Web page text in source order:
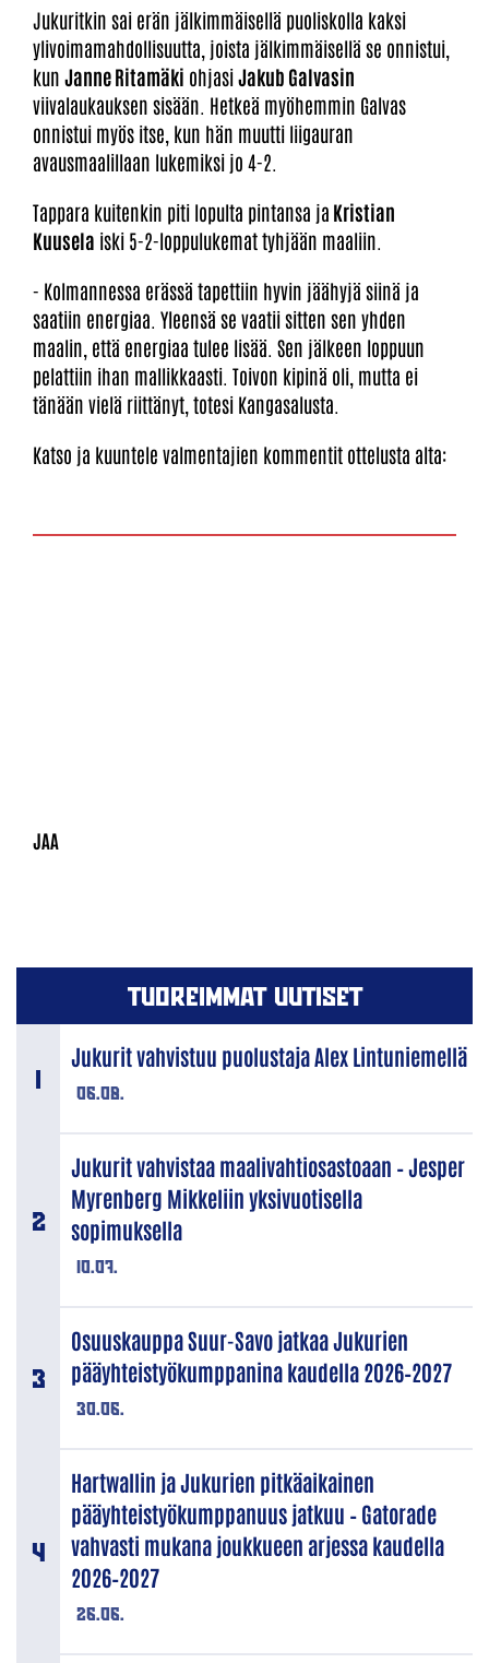
Jukuritkin sai erän jälkimmäisellä puoliskolla kaksi
ylivoimamahdollisuutta, joista jälkimmäisellä se onnistui,
kun Janne Ritamäki ohjasiJakub Galvasin
viivalaukauksen sisään. Hetkeä myöhemmin Galvas
onnistui myös itse, kun hän muutti liigauran
avausmaalillaan lukemiksi jo 4-2.
Tappara kuitenkin piti lopulta pintansa ja Kristian
Kuusela iski 5-2-loppulukemat tyhjään maaliin.
- Kolmannessa erässä tapettiin hyvin jäähyjä siinä ja
saatiin energiaa. Yleensä se vaatii sitten sen yhden
maalin, että energiaa tulee lisää. Sen jälkeen loppuun
pelattiin ihan mallikkaasti. Toivon kipinä oli, mutta ei
tänään vielä riittänyt, totesi Kangasalusta.
Katso ja kuuntele valmentajien kommentit ottelusta alta:
TUOREIMMAT UUTISET
06.08.
Jukurit vahvistuu puolustaja Alex Lintuniemellä
10.07.
Jukurit vahvistaa maalivahtiosastoaan – Jesper
Myrenberg Mikkeliin yksivuotisella
sopimuksella
30.06.
Osuuskauppa Suur-Savo jatkaa Jukurien
pääyhteistyökumppanina kaudella 2026–2027
26.06.
Hartwallin ja Jukurien pitkäaikainen
pääyhteistyökumppanuus jatkuu – Gatorade
vahvasti mukana joukkueen arjessa kaudella
2026–2027